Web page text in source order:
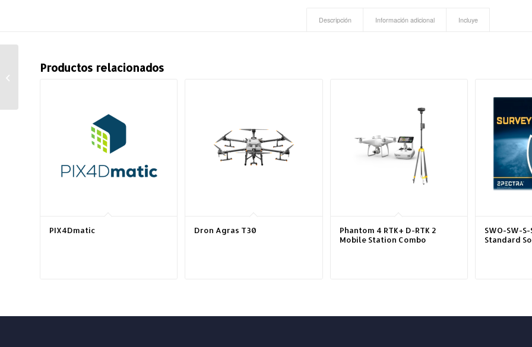
Descripción Información adicional Incluye
Productos relacionados
PIX4Dmatic Dron Agras T30
Phantom 4 RTK+ D-RTK 2
Mobile Station Combo
SWO-SW-
Standard